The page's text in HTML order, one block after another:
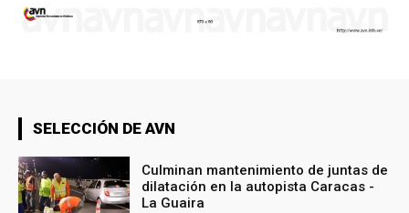
SELECCIÓN DE AVN
Culminan mantenimiento de juntas de
dilatación en la autopista Caracas -
La Guaira